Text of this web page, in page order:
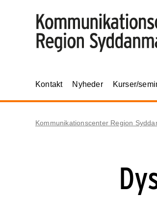
Kontakt Nyheder Kurser/
Kommunikationscenter Region